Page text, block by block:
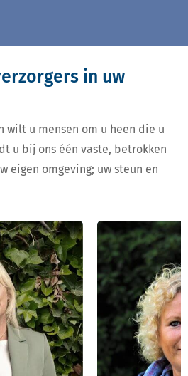
in uw
u mensen om u heen die u
u bij ons één vaste, betrokken
eigen omgeving; uw steun en